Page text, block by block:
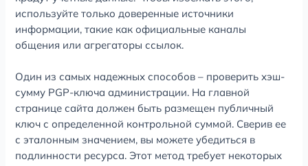
используйте только доверенные источники
информации, такие как официальные каналы
общения или агрегаторы ссылок.
Один из самых надежных способов – проверить хэш-
сумму PGP-ключа администрации. На главной
странице сайта должен быть размещен публичный
ключ с определенной контрольной суммой. Сверив ее
с эталонным значением, вы можете убедиться в
подлинности ресурса. Этот метод требует некоторых